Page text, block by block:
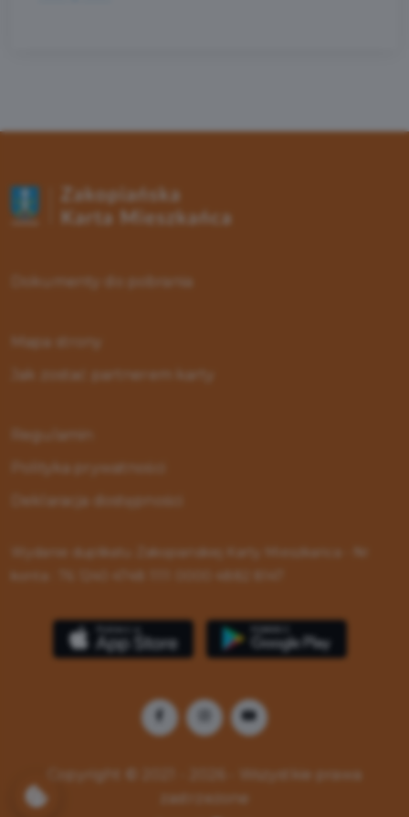
Dokumenty do pobrania
Mapa strony
Jak zostać partnerem karty
Regulamin
Polityka prywatności
Deklaracja dostępności
Wydanie duplikatu Zakopiańskiej Karty Mieszkańca - Nr